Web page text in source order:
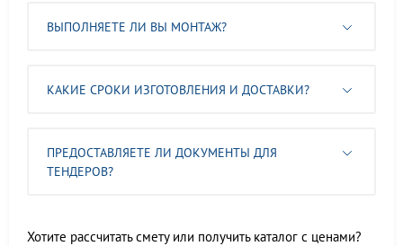
ВЫПОЛНЯЕТЕ ЛИ ВЫ МОНТАЖ?
КАКИЕ СРОКИ ИЗГОТОВЛЕНИЯ И ДОСТАВКИ?
ПРЕДОСТАВЛЯЕТЕ ЛИ ДОКУМЕНТЫ ДЛЯ
ТЕНДЕРОВ?
Хотите рассчитать смету или получить каталог с ценами?